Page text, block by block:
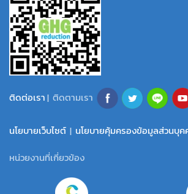
ติดต่อเรา| ติดตามเรา
นโยบายเว็บไซต์ | นโยบายคุ้มครองข้อมูลส่วนบุค
หน่วยงานที่เกี่ยวข้อง